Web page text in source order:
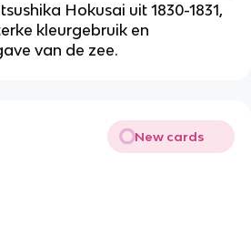
Hokusai uit 1830-1831,
kleurgebruik en
van de zee.
New cards